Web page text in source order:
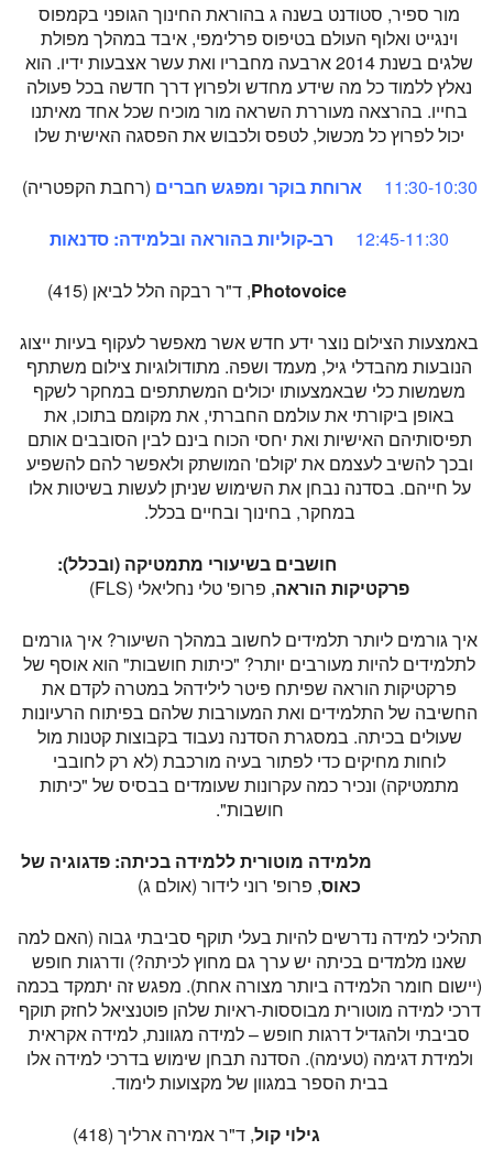
מור ספיר, סטודנט בשנה ג בהוראת החינוך הגופני בקמפוס
וינגייט ואלוף העולם בטיפוס פרלימפי, איבד במהלך מפולת
שלגים בשנת 2014 ארבעה מחבריו ואת עשר אצבעות ידיו. הוא
נאלץ ללמוד כל מה שידע מחדש ולפרוץ דרך חדשה בכל פעולה
בחייו. בהרצאה מעוררת השראה מור מוכיח שכל אחד מאיתנו
יכול לפרוץ כל מכשול, לטפס ולכבוש את הפסגה האישית שלו
11:30-10:30 ארוחת בוקר ומפגש חברים (רחבת הקפטריה)
12:45-11:30 רב-קוליות בהוראה ובלמידה: סדנאות
Photovoice, ד"ר רבקה הלל לביאן (415)
באמצעות הצילום נוצר ידע חדש אשר מאפשר לעקוף בעיות ייצוג
הנובעות מהבדלי גיל, מעמד ושפה. מתודולוגיות צילום משתתף
משמשות כלי שבאמצעותו יכולים המשתתפים במחקר לשקף
באופן ביקורתי את עולמם החברתי, את מקומם בתוכו, את
תפיסותיהם האישיות ואת יחסי הכוח בינם לבין הסובבים אותם
ובכך להשיב לעצמם את 'קולם' המושתק ולאפשר להם להשפיע
על חייהם. בסדנה נבחן את השימוש שניתן לעשות בשיטות אלו
במחקר, בחינוך ובחיים בכלל.
חושבים בשיעורי מתמטיקה (ובכלל):
פרקטיקות הוראה, פרופ' טלי נחליאלי (FLS)
איך גורמים ליותר תלמידים לחשוב במהלך השיעור? איך גורמים
לתלמידים להיות מעורבים יותר? "כיתות חושבות" הוא אוסף של
פרקטיקות הוראה שפיתח פיטר לילידהל במטרה לקדם את
החשיבה של התלמידים ואת המעורבות שלהם בפיתוח הרעיונות
שעולים בכיתה. במסגרת הסדנה נעבוד בקבוצות קטנות מול
לוחות מחיקים כדי לפתור בעיה מורכבת (לא רק לחובבי
מתמטיקה) ונכיר כמה עקרונות שעומדים בבסיס של "כיתות
חושבות".
מלמידה מוטורית ללמידה בכיתה: פדגוגיה של
כאוס, פרופ' רוני לידור (אולם ג)
תהליכי למידה נדרשים להיות בעלי תוקף סביבתי גבוה (האם למה
שאנו מלמדים בכיתה יש ערך גם מחוץ לכיתה?) ודרגות חופש
(יישום חומר הלמידה ביותר מצורה אחת). מפגש זה יתמקד בכמה
דרכי למידה מוטורית מבוססות-ראיות שלהן פוטנציאל לחזק תוקף
סביבתי ולהגדיל דרגות חופש – למידה מגוונת, למידה אקראית
ולמידת דגימה (טעימה). הסדנה תבחן שימוש בדרכי למידה אלו
בבית הספר במגוון של מקצועות לימוד.
גילוי קול, ד"ר אמירה ארליך (418)